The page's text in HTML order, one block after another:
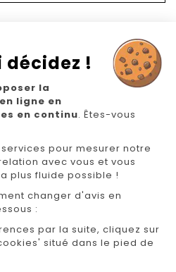
suivre
CONTACT
décidez !
la
ligne en
en continu. Êtes-vous
pour mesurer notre
avec vous et vous
plus fluide possible !
changer d'avis en
:
par la suite, cliquez sur
situé dans le pied de